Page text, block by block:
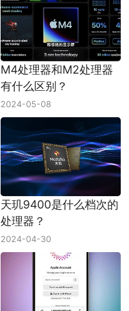
M4处理器和M2处理器
有什么区别？
2024-05-08
天玑9400是什么档次的
处理器？
2024-04-30